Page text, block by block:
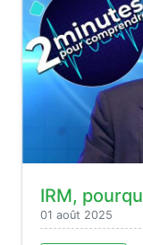
IRM,
01 août 2025